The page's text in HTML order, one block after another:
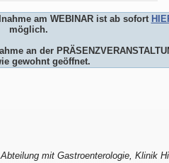
am WEBINAR ist ab sofort
möglich.
an der
gewohnt geöffnet.
mit Gastroenterologie, Klinik